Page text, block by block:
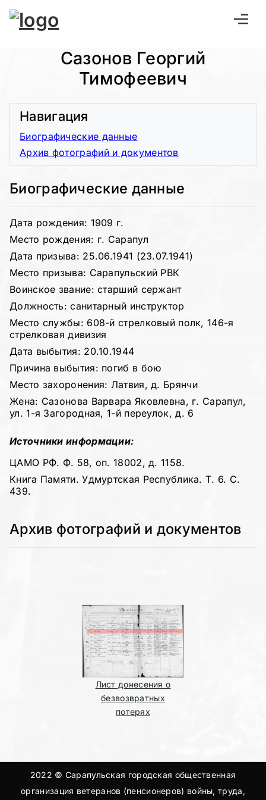
Сазонов Георгий
Тимофеевич
Биографические данные
Дата рождения: 1909 г.
Место рождения: г. Сарапул
Дата призыва: 25.06.1941 (23.07.1941)
Место призыва: Сарапульский РВК
Воинское звание: старший сержант
Должность: санитарный инструктор
Место службы: 608-й стрелковый полк, 146-я
стрелковая дивизия
Дата выбытия: 20.10.1944
Причина выбытия: погиб в бою
Место захоронения: Латвия, д. Брянчи
Жена: Сазонова Варвара Яковлевна, г. Сарапул,
ул. 1-я Загородная, 1-й переулок, д. 6
Источники информации:
ЦАМО РФ. Ф. 58, оп. 18002, д. 1158.
Книга Памяти. Удмуртская Республика. Т. 6. С.
439.
Навигация
Биографические данные
Архив фотографий и документов
Архив фотографий и документов
Лист донесения о
безвозвратных
потерях
2022 © Сарапульская городская общественная
организация ветеранов (пенсионеров) войны, труда,